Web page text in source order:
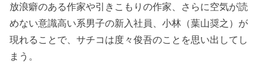
放浪癖のある作家や引きこもりの作家、さらに空気が読
めない意識高い系男子の新入社員、小林（葉山奨之）が
現れることで、サチコは度々俊吾のことを思い出してし
まう。